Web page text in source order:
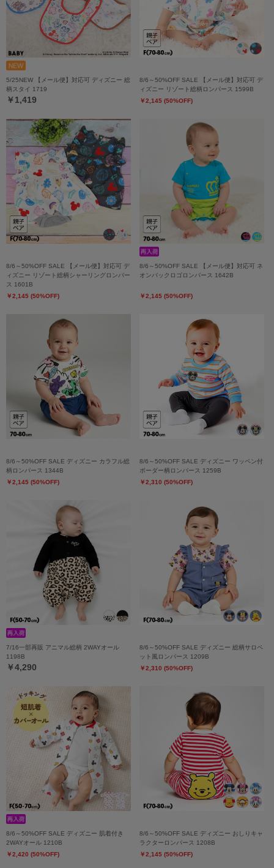
5/25NEW 【メール便】対応可 ディズニー 総
柄スタイ 1719
￥1,419
8/6～50%OFF SALE 【メール便】対応可 デ
ィズニー リゾート総柄ロンパース 1599B
￥2,145 (50%OFF)
8/6～50%OFF SALE 【メール便】対応可 デ
ィズニー リゾート総柄シャーリングロンパー
ス 1601B
￥2,145 (50%OFF)
8/6～50%OFF SALE 【メール便】対応可 ネ
オンバックロゴロンパース 1642B
￥2,145 (50%OFF)
8/6～50%OFF SALE ディズニー カラフル総
柄ロンパース 1344B
￥2,145 (50%OFF)
8/6～50%OFF SALE ディズニー ワッペン付
ボーダー柄ロンパース 1259B
￥2,310 (50%OFF)
7/16一部再販 アニマル総柄 2WAYオール
1198B
￥4,290
8/6～50%OFF SALE ディズニー 総柄サロペ
ット風ロンパース 1209B
￥2,310 (50%OFF)
8/6～50%OFF SALE ディズニー 肌着付き
2WAYオール 1210B
￥2,420 (50%OFF)
8/6～50%OFF SALE ディズニー おしりキャ
ラクターロンパース 1208B
￥2,145 (50%OFF)